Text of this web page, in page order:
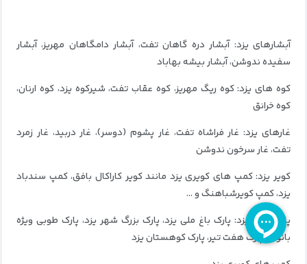
آبشارهای یزد: آبشار دره گاهان تفت، آبشار دامگاهان مهریز، آبشار
سفیده ندوشن، آبشار بیشه بهاباد
کوه های یزد: کوه ریگ مهریز، کوه عقاب تفت، شیرکوه یزد، کوه ارنان،
کوه خرانق
غارهای یزد: غار فراشاه تفت، غار پشوم (دوسر)، غار دربید، غار زمرد
تفت، غار سرخون ندوشن
کویر یزد: کمپ های کویری یزد مانند کویر کاراکال بافق، کمپ سندباد
یزد، کمپ کویرشباهنگ و …
پارک های یزد: پارک باغ ملی یزد، پارک بزرگ شهر یزد، پارک طوبی ویژه
بانوان، پارک هفت تیر، پارک کوهستان یزد